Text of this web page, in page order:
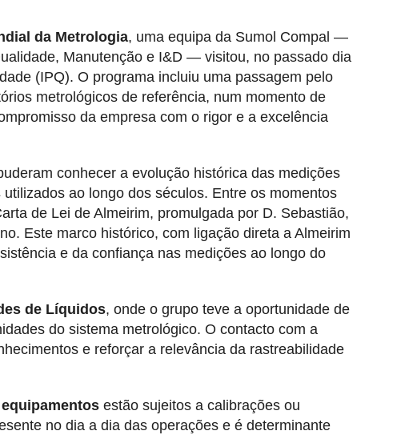
da Metrologia, uma equipa da Sumol Compal —
Manutenção e I&D — visitou, no passado dia
(IPQ). O programa incluiu uma passagem pelo
metrológicos de referência, num momento de
da empresa com o rigor e a excelência
conhecer a evolução histórica das medições
ao longo dos séculos. Entre os momentos
de Lei de Almeirim, promulgada por D. Sebastião,
Este marco histórico, com ligação direta a Almeirim
e da confiança nas medições ao longo do
de Líquidos, onde o grupo teve a oportunidade de
do sistema metrológico. O contacto com a
e reforçar a relevância da rastreabilidade
equipamentos estão sujeitos a calibrações ou
no dia a dia das operações e é determinante